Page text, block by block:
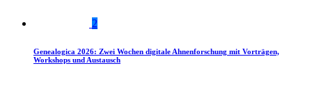
2
Genealogica 2026: Zwei Wochen digitale Ahnenforschung mit Vorträgen,
Workshops und Austausch